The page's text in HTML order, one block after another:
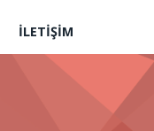
İLETIŞIM